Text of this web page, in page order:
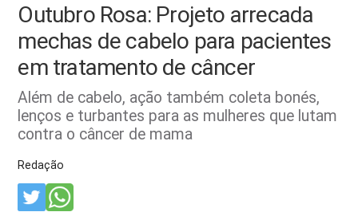
Outubro Rosa: Projeto arrecada
mechas de cabelo para pacientes
em tratamento de câncer
Além de cabelo, ação também coleta bonés,
lenços e turbantes para as mulheres que lutam
contra o câncer de mama
Redação